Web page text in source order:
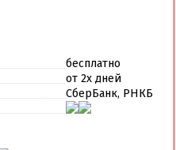
бесплатно
от 2х дней
СберБанк, РНКБ